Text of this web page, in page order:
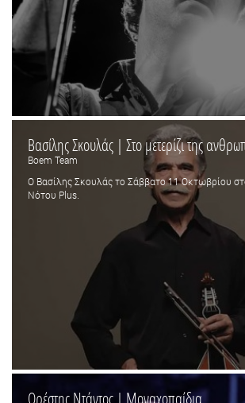
Βασίλης Σκουλάς | Στο μετερίζι της
Boem Team
Ο Βασίλης Σκουλάς το Σάββατο 11 Οκτωβρίου
Νότου Plus.
Ορέστης Ντάντος | Μοναχοπαίδια